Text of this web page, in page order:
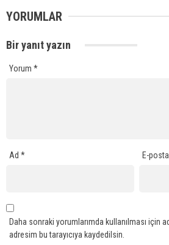
YORUMLAR
Bir yanıt yazın
Yorum *
Ad * E-
Daha sonraki yorumlarımda kullanılması için
adresim bu tarayıcıya kaydedilsin.